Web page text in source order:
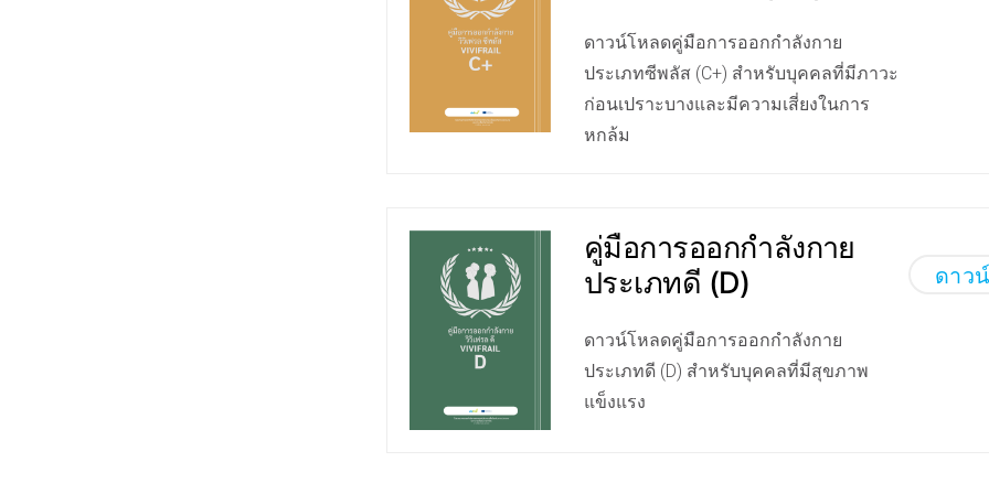
ดาวน์โหลดคู่มือการออกกำลังกาย
ประเภทซีพลัส (C+) สำหรับบุคคลที่มีภาวะ
ก่อนเปราะบางและมีความเสี่ยงในการ
หกล้ม
คู่มือการออกกำลังกาย
ประเภทดี (D)
ดาวน์โหลดคู่มือการออกกำลังกาย
ประเภทดี (D) สำหรับบุคคลที่มีสุขภาพ
แข็งแรง
ดาว